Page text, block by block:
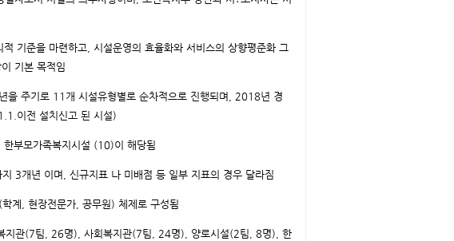
기준을 마련하고, 시설운영의 효율화와 서비스의 상향평준화 그
기본 목적임
주기로 11개 시설유형별로 순차적으로 진행되며, 2018년 경
이전 설치신고 된 시설)
부모가족복지시설 (10)이 해당됨
개년 이며, 신규지표 나 미배점 등 일부 지표의 경우 달라짐
계, 현장전문가, 공무원) 체제로 구성됨
지관(7팀, 26명), 사회복지관(7팀, 24명), 양로시설(2팀, 8명), 한